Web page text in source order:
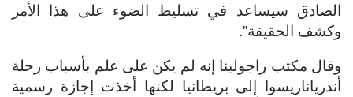
الصادق سيساعد في تسليط الضوء على هذا الأمر
وكشف الحقيقة”.
وقال مكتب راجولينا إنه لم يكن على علم بأسباب رحلة
أندرياناريسوا إلى بريطانيا لكنها أخذت إجازة رسمية